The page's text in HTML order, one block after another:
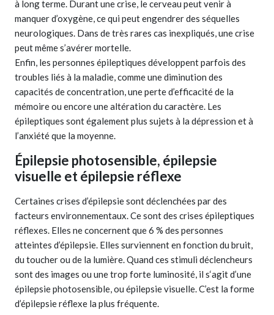
à long terme. Durant une crise, le cerveau peut venir à
manquer d’oxygène, ce qui peut engendrer des séquelles
neurologiques. Dans de très rares cas inexpliqués, une crise
peut même s’avérer mortelle.
Enfin, les personnes épileptiques développent parfois des
troubles liés à la maladie, comme une diminution des
capacités de concentration, une perte d’efficacité de la
mémoire ou encore une altération du caractère. Les
épileptiques sont également plus sujets à la dépression et à
l’anxiété que la moyenne.
Épilepsie photosensible, épilepsie
visuelle et épilepsie réflexe
Certaines crises d’épilepsie sont déclenchées par des
facteurs environnementaux. Ce sont des crises épileptiques
réflexes. Elles ne concernent que 6 % des personnes
atteintes d’épilepsie. Elles surviennent en fonction du bruit,
du toucher ou de la lumière. Quand ces stimuli déclencheurs
sont des images ou une trop forte luminosité, il s‘agit d’une
épilepsie photosensible, ou épilepsie visuelle. C’est la forme
d’épilepsie réflexe la plus fréquente.